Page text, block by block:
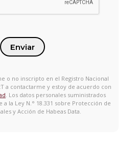
Enviar
o no inscripto en el Registro Nacional
a contactarme y estoy de acuerdo con
. Los datos personales suministrados
la Ley N.° 18.331 sobre Protección de
y Acción de Habeas Data.